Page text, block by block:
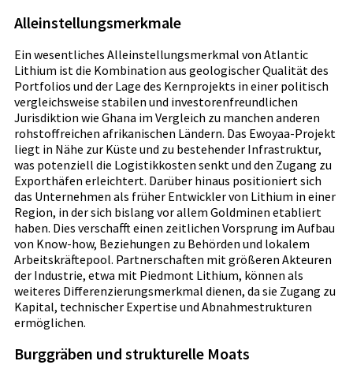
Alleinstellungsmerkmale
Ein wesentliches Alleinstellungsmerkmal von Atlantic
Lithium ist die Kombination aus geologischer Qualität des
Portfolios und der Lage des Kernprojekts in einer politisch
vergleichsweise stabilen und investorenfreundlichen
Jurisdiktion wie Ghana im Vergleich zu manchen anderen
rohstoffreichen afrikanischen Ländern. Das Ewoyaa-Projekt
liegt in Nähe zur Küste und zu bestehender Infrastruktur,
was potenziell die Logistikkosten senkt und den Zugang zu
Exporthäfen erleichtert. Darüber hinaus positioniert sich
das Unternehmen als früher Entwickler von Lithium in einer
Region, in der sich bislang vor allem Goldminen etabliert
haben. Dies verschafft einen zeitlichen Vorsprung im Aufbau
von Know-how, Beziehungen zu Behörden und lokalem
Arbeitskräftepool. Partnerschaften mit größeren Akteuren
der Industrie, etwa mit Piedmont Lithium, können als
weiteres Differenzierungsmerkmal dienen, da sie Zugang zu
Kapital, technischer Expertise und Abnahmestrukturen
ermöglichen.
Burggräben und strukturelle Moats